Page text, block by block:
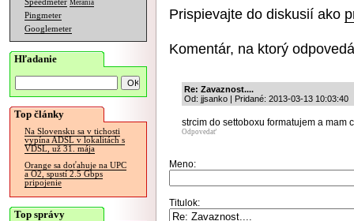
Speedmeter Merania
Pingmeter
Googlemeter
Hľadanie
Top články
Na Slovensku sa v tichosti
vypína ADSL v lokalitách s
VDSL, už 31. mája
Orange sa doťahuje na UPC
a O2, spustí 2.5 Gbps
pripojenie
Top správy
Prispievajte do diskusií ako
Komentár, na ktorý
Re: Zavaznost....
Od: jjsanko | Pridané: 2013-03-13 10:03:40
strcim do settoboxu formatujem a mam
Odpovedať
Meno:
Titulok: